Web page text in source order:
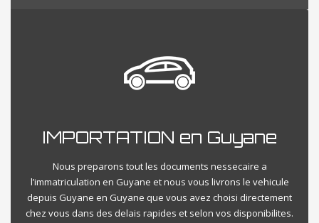
IMPORTATION en Guyane
Nous preparons tout les documents nessecaire a
l’immatriculation en Guyane et nous vous livrons le vehicule
depuis Guyane en Guyane que vous avez choisi directement
chez vous dans des delais rapides et selon vos disponibilites.